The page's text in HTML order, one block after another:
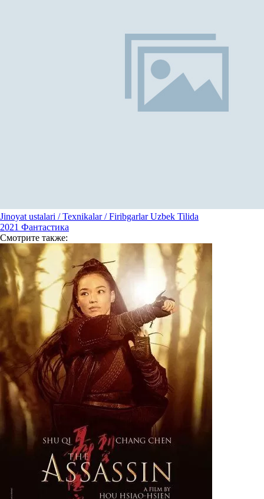
Jinoyat ustalari / Texnikalar / Firibgarlar Uzbek Tilida
2021 Фантастика
Смотрите также: